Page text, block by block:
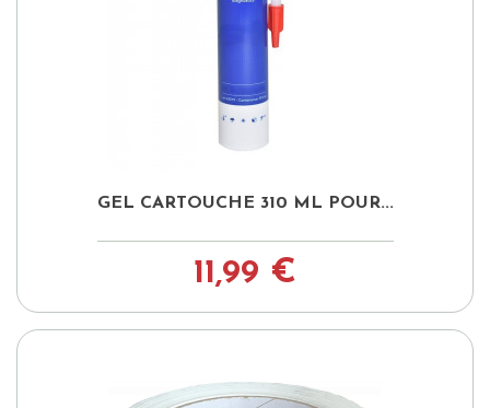
GEL CARTOUCHE 310 ML POUR...
11,99 €